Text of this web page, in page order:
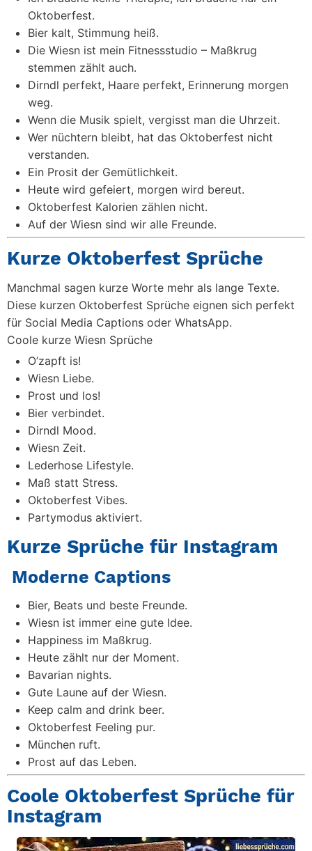
Oktoberfest.
Bier kalt, Stimmung heiß.
Die Wiesn ist mein Fitnessstudio – Maßkrug
stemmen zählt auch.
Dirndl perfekt, Haare perfekt, Erinnerung morgen
weg.
Wenn die Musik spielt, vergisst man die Uhrzeit.
Wer nüchtern bleibt, hat das Oktoberfest nicht
verstanden.
Ein Prosit der Gemütlichkeit.
Heute wird gefeiert, morgen wird bereut.
Oktoberfest Kalorien zählen nicht.
Auf der Wiesn sind wir alle Freunde.
Kurze Oktoberfest Sprüche
Manchmal sagen kurze Worte mehr als lange Texte.
Diese kurzen Oktoberfest Sprüche eignen sich perfekt
für Social Media Captions oder WhatsApp.
Coole kurze Wiesn Sprüche
O’zapft is!
Wiesn Liebe.
Prost und los!
Bier verbindet.
Dirndl Mood.
Wiesn Zeit.
Lederhose Lifestyle.
Maß statt Stress.
Oktoberfest Vibes.
Partymodus aktiviert.
Kurze Sprüche für Instagram
Moderne Captions
Bier, Beats und beste Freunde.
Wiesn ist immer eine gute Idee.
Happiness im Maßkrug.
Heute zählt nur der Moment.
Bavarian nights.
Gute Laune auf der Wiesn.
Keep calm and drink beer.
Oktoberfest Feeling pur.
München ruft.
Prost auf das Leben.
Coole Oktoberfest Sprüche für
Instagram